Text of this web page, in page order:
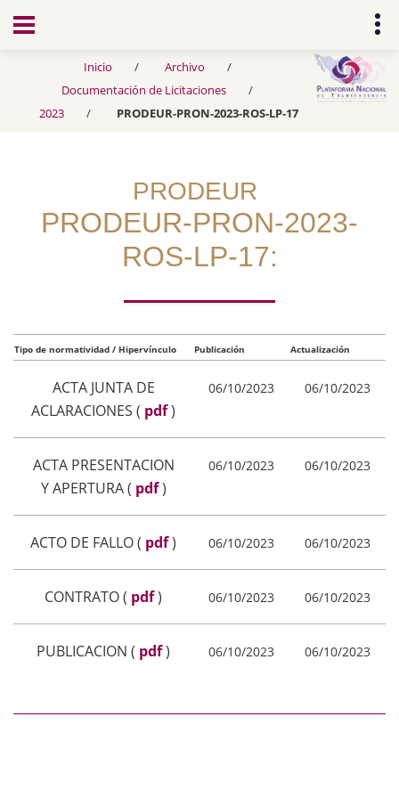
Transparencia
Inicio
Archivo
Documentación de Licitaciones
2023
PRODEUR-PRON-2023-ROS-LP-17
PRODEUR
PRODEUR-PRON-2023-
ROS-LP-17:
Tipo de normatividad / Hipervínculo Publicación Actualización
ACTA JUNTA DE
ACLARACIONES ( pdf)
06/10/2023 06/10/2023
ACTA PRESENTACION
Y APERTURA( pdf )
06/10/2023 06/10/2023
ACTO DE FALLO( pdf) 06/10/2023 06/10/2023
CONTRATO( pdf) 06/10/2023 06/10/2023
PUBLICACION ( pdf) 06/10/2023 06/10/2023